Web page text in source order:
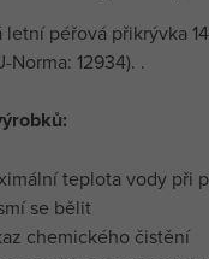
letní péřová přikrývka
Norma: 12934). .
teplota vody při
se bělit
chemického čistění